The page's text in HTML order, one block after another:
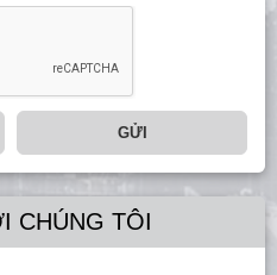
GỬI
CHÚNG TÔI